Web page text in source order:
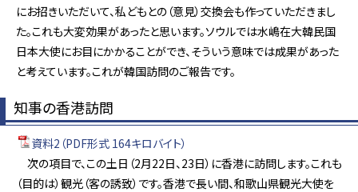
にお招きいただいて、私どもとの（意見）交換会も作っていただきまし
た。これも大変効果があったと思います。ソウルでは水嶋在大韓民国
日本大使にお目にかかることができ、そういう意味では成果があった
と考えています。これが韓国訪問のご報告です。
知事の香港訪問
資料2（PDF形式 164キロバイト）
次の項目で、この土日（2月22日、23日）に香港に訪問します。これも
（目的は）観光（客の誘致）です。香港で長い間、和歌山県観光大使を